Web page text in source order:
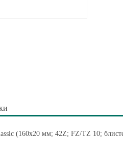
(160x20 мм; 42Z; FZ/TZ 10;